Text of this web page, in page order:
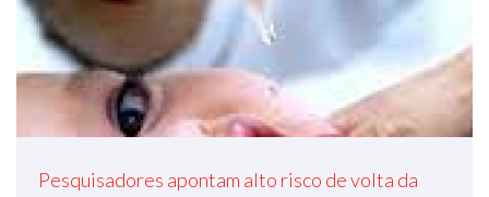
Pesquisadores apontam alto risco de volta da